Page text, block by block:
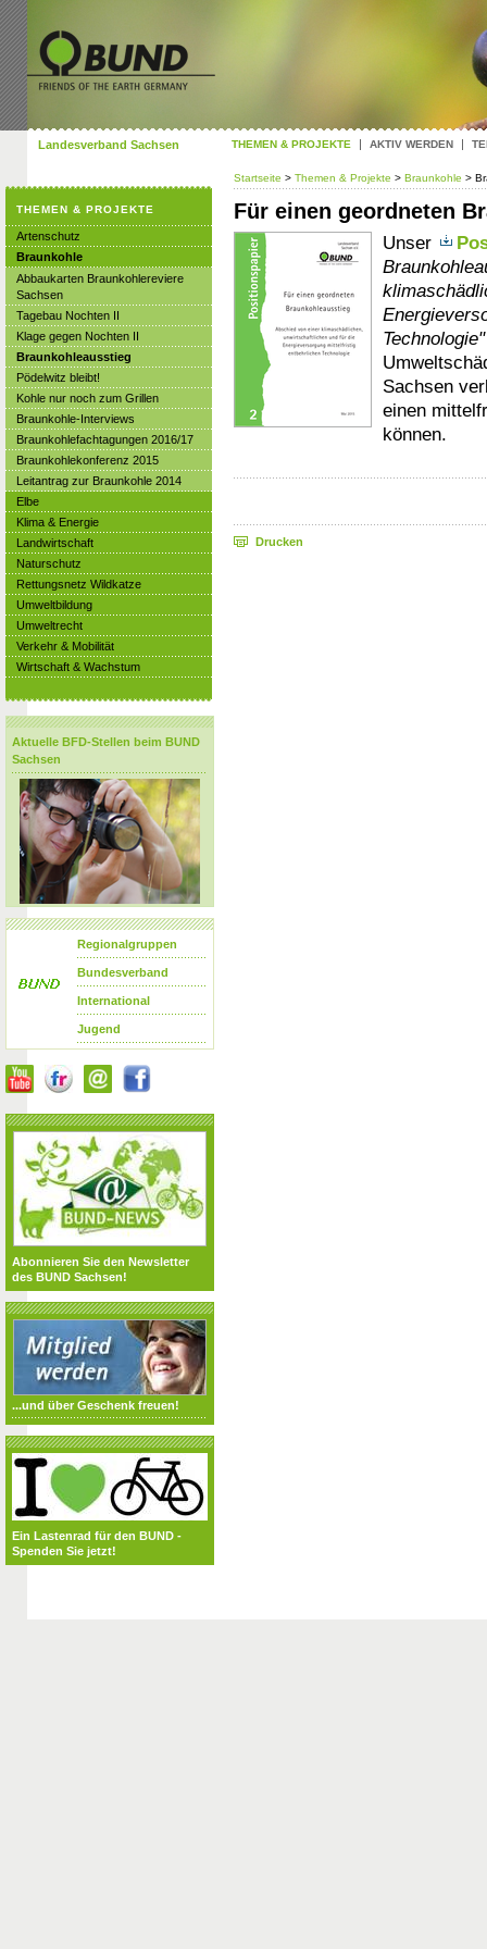
Landesverband Sachsen
Startseite > Themen & Projekte > Braunkohle >
Für einen geordneten
Unser
Technologie"
Sachsen
einen
können.
Drucken
THEMEN & PROJEKTE
Artenschutz
Braunkohle
Abbaukarten Braunkohlereviere
Sachsen
Tagebau Nochten II
Klage gegen Nochten II
Braunkohleausstieg
Pödelwitz bleibt!
Kohle nur noch zum Grillen
Braunkohle-Interviews
Braunkohlefachtagungen 2016/17
Braunkohlekonferenz 2015
Leitantrag zur Braunkohle 2014
Elbe
Klima & Energie
Landwirtschaft
Naturschutz
Rettungsnetz Wildkatze
Umweltbildung
Umweltrecht
Verkehr & Mobilität
Wirtschaft & Wachstum
Aktuelle BFD-Stellen beim BUND
Sachsen
Regionalgruppen
Bundesverband
International
Jugend
Abonnieren Sie den Newsletter
des BUND Sachsen!
...und über Geschenk freuen!
Ein Lastenrad für den BUND -
Spenden Sie jetzt!
THEMEN & PROJEKTE AKTIV WERDEN